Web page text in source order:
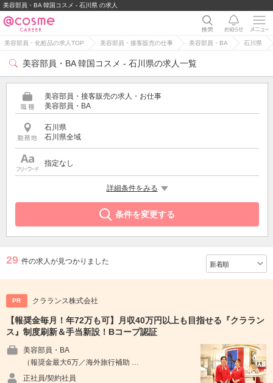
美容部員・BA 韓国コスメ - 石川県 の求人
美容部員・化粧品の求人TOP 美容部員・接客販売の仕事 美容部員・BA 石川県
美容部員・BA 韓国コスメ - 石川県の求人一覧
美容部員・接客販売の求人・お仕事
美容部員・BA
石川県
石川県全域
指定なし
詳細条件をみる
条件を変更する
29 件の求人が見つかりました
PR クラランス株式会社
【報奨金毎月！年72万も可】月収40万円以上も目指せる『クララン
ス』制度刷新＆手当新設！Bコープ認証
美容部員・BA
（報奨金最大6万／海外旅行補助 …
正社員/契約社員